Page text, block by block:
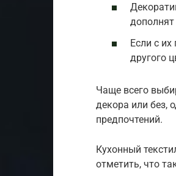
дополнят
Если с
другого
Чаще всего
декора или без,
предпочтений.
Кухонный
отметить, что